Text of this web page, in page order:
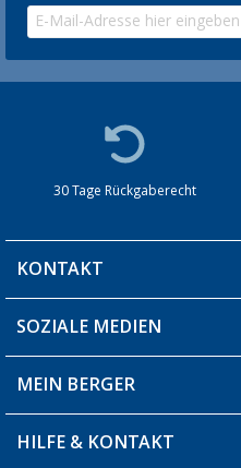
30 Tage Rückgaberecht
KONTAKT
Du hast eine Frage?
Filiale finden
SOZIALE MEDIEN
MEIN BERGER
Blog
HILFE & KONTAKT